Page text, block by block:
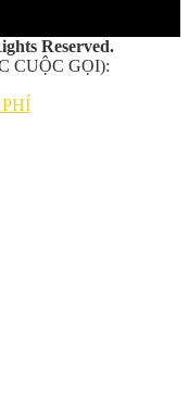
Reserved.
CUỘC GỌI):